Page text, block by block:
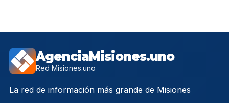
AgenciaMisiones.uno
Red Misiones.uno
La red de información más grande de Misiones